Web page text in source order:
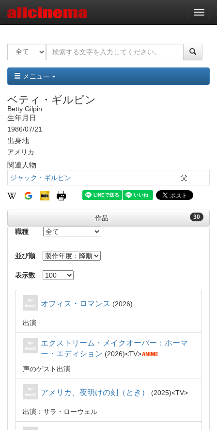
ナ
ビ
ー
ョ
ン
メニュー
ベティ・ギルピン
Betty Gilpin
生年月日
1986/07/21
出身地
アメリカ
関連人物
ジャック・ギルピン 父
30
作品
職種
並び順
表示数
オフィス・ロマンス 2026
出演
エクストリーム・メイクオーバー：ホーマ
ー・エディション
2026
TV
声のゲスト出演
アメリカ、夜明けの刻（とき） 2025 TV
出演：サラ・ローウェル